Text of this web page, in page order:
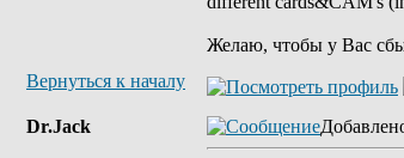
Желаю, чтобы у Вас
Вернуться к началу
Dr.Jack